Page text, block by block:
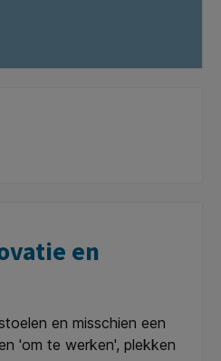
en
en misschien een
'om te werken', plekken